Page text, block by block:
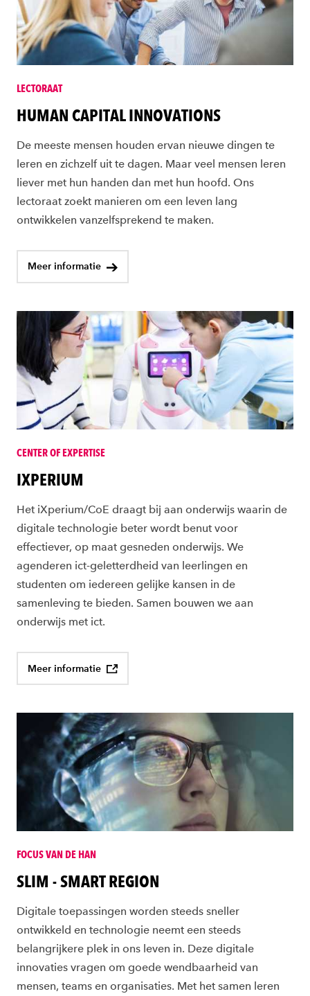
LECTORAAT
HUMAN CAPITAL INNOVATIONS
De meeste mensen houden ervan nieuwe dingen te
leren en zichzelf uit te dagen. Maar veel mensen leren
liever met hun handen dan met hun hoofd. Ons
lectoraat zoekt manieren om een leven lang
ontwikkelen vanzelfsprekend te maken.
Meer informatie
CENTER OF EXPERTISE
IXPERIUM
Het iXperium/CoE draagt bij aan onderwijs waarin de
digitale technologie beter wordt benut voor
effectiever, op maat gesneden onderwijs. We
agenderen ict-geletterdheid van leerlingen en
studenten om iedereen gelijke kansen in de
samenleving te bieden. Samen bouwen we aan
onderwijs met ict.
Meer informatie
FOCUS VAN DE HAN
SLIM - SMART REGION
Digitale toepassingen worden steeds sneller
ontwikkeld en technologie neemt een steeds
belangrijkere plek in ons leven in. Deze digitale
innovaties vragen om goede wendbaarheid van
mensen, teams en organisaties. Met het samen leren